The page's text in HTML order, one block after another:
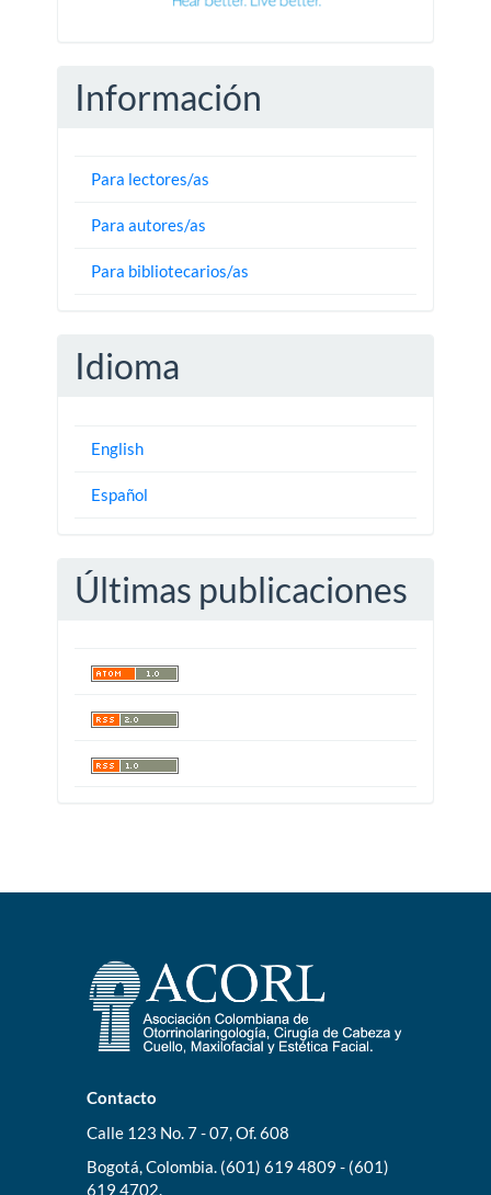
Información
Para lectores/as
Para autores/as
Para bibliotecarios/as
Idioma
English
Español
Últimas publicaciones
Contacto
Calle 123 No. 7 - 07, Of. 608
Bogotá, Colombia. (601) 619 4809 - (601)
619 4702.